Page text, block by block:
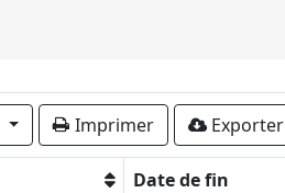
Exporter
Imprimer
Date de fin